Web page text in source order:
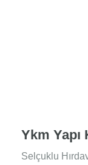
Ykm Yapı
Selçuklu